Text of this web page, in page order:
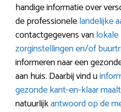
handige informatie over
de professionelelandelijke
contactgegevens vanlokale
zorginstellingen en/of
informeren naar een
aan huis. Daarbij vind u
gezonde kant-en-klaar
natuurlijkantwoord op de